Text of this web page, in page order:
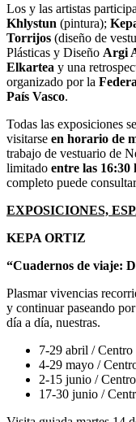
Los y las artistas
Khlystun (pintura);
Torrijos (diseño de
Plásticas y Diseño Argi
Elkartea y una
organizado por la
País Vasco.
Todas las exposiciones
visitarse en horario de
trabajo de vestuario de
limitado entre las 16:30
completo puede
EXPOSICIONES,
KEPA ORTIZ
“Cuadernos de viaje:
Plasmar vivencias
y continuar paseando
día a día, nuestras.
7-29 abril /
4-29 mayo /
2-15 junio /
17-30 junio /